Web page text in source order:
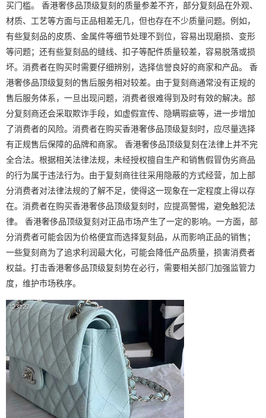
买门槛。 香港奢侈品顶级复刻的质量参差不齐，部分复刻品在外观、
材质、工艺等方面与正品相差无几，但也存在不少质量问题。例如，
有些复刻品的皮质、金属件等细节处理不到位，容易出现磨损、变形
等问题；还有些复刻品的缝线、扣子等配件质量较差，容易脱落或损
坏。消费者在购买时需要仔细辨别，选择信誉良好的商家和产品。 香
港奢侈品顶级复刻的售后服务相对较差。由于复刻商通常没有正规的
售后服务体系，一旦出现问题，消费者很难得到及时有效的解决。部
分复刻商还会采取欺诈手段，如虚假宣传、隐瞒瑕疵等，进一步增加
了消费者的风险。消费者在购买香港奢侈品顶级复刻时，应尽量选择
有正规售后保障的品牌和商家。 香港奢侈品顶级复刻在法律上并不完
全合法。根据相关法律法规，未经授权擅自生产和销售假冒伪劣商品
的行为属于违法行为。由于复刻商往往采用隐蔽的方式经营，加上部
分消费者对法律法规的了解不足，使得这一现象在一定程度上得以存
在。消费者在购买香港奢侈品顶级复刻时，应提高警惕，避免触犯法
律。 香港奢侈品顶级复刻对正品市场产生了一定的影响。一方面，部
分消费者可能会因为价格便宜而选择复刻品，从而影响正品的销售；
一些复刻商为了追求利润最大化，可能会降低产品质量，损害消费者
权益。打击香港奢侈品顶级复刻势在必行，需要相关部门加强监管力
度，维护市场秩序。